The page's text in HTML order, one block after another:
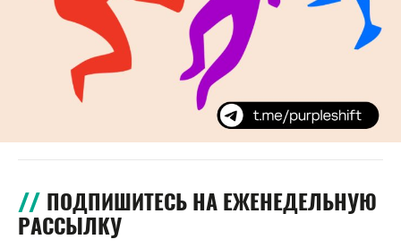
ПОДПИШИТЕСЬ НА ЕЖЕНЕДЕЛЬНУЮ
РАССЫЛКУ